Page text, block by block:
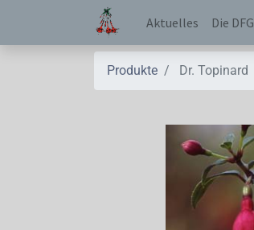
Aktuelles Die DFG
Produkte Dr. Topinard